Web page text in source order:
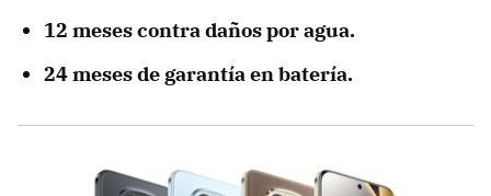
12 mesescontra daños por agua.
24 mesesde garantía en batería.